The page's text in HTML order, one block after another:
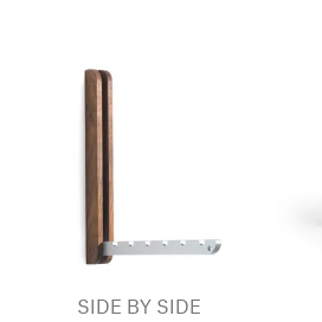
SIDE BY SIDE